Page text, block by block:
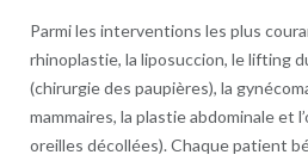
Parmi les interventions les plus
rhinoplastie, la liposuccion, le lifting
(chirurgie des paupières), la
mammaires, la plastie abdominale et
oreilles décollées). Chaque patient